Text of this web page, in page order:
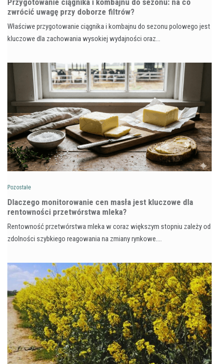
zwrócić uwagę przy doborze filtrów?
Właściwe przygotowanie ciągnika i kombajnu do sezonu polowego jest
kluczowe dla zachowania wysokiej wydajności oraz…
Pozostałe
Dlaczego monitorowanie cen masła jest kluczowe dla
rentowności przetwórstwa mleka?
Rentowność przetwórstwa mleka w coraz większym stopniu zależy od
zdolności szybkiego reagowania na zmiany rynkowe.…